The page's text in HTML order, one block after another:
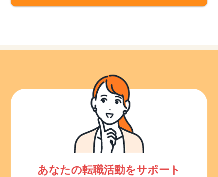
あなたの転職活動をサポート